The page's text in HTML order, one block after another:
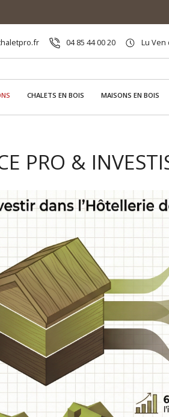
04 85 44 00 20 Lu Ven
CHALETS EN BOIS MAISONS EN BOIS
PRO &